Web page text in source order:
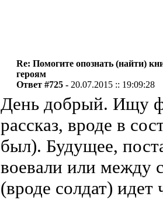
Re: Помогите опознать (найти)
героям
Ответ #725 - 20.07.2015 :: 19:09:28
День добрый. Ищу
рассказ, вроде в
был). Будущее,
воевали или между
(вроде солдат)